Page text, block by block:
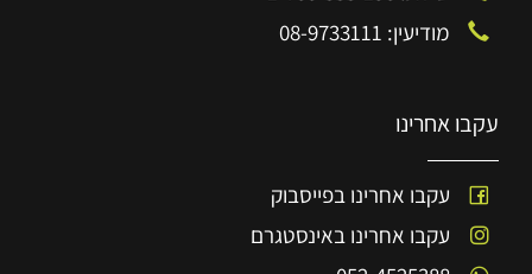
מודיעין: 08-9733111
עקבו אחרינו
עקבו אחרינו בפייסבוק
עקבו אחרינו באינסטגרם